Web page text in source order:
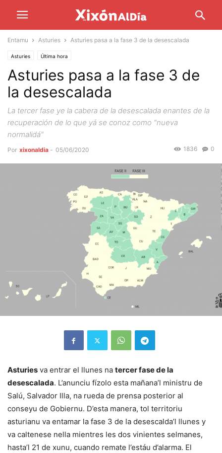
Entamu Asturies Asturies pasa a la fase 3 de la desescalada
Asturies Última hora
Asturies pasa a la fase 3 de
la desescalada
La tercer fase ye la cabera de la desescalada enantes de la
recuperación de lo que yá se conoz como "nueva
normalidá"
Por xixonaldia - 05/06/2020 0
1836
Asturies va entrar el llunes na tercer fase de la
desescalada. L’anunciu fízolo esta mañana’l ministru de
Salú, Salvador Illa, na rueda de prensa posterior al
conseyu de Gobiernu. D’esta manera, tol territoriu
asturianu va entamar la fase 3 de la desescalda’l llunes y
va caltenese nella mientres les dos vinientes selmanes,
hasta’l 21 de xunu, cuando remate l’estáu d’alarma. El